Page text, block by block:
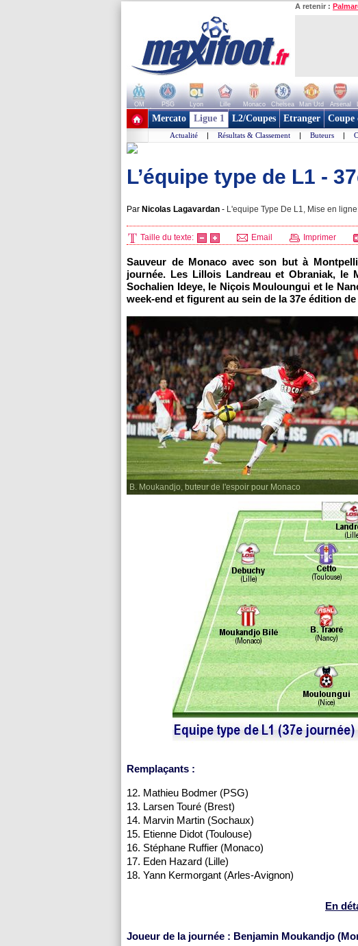
A retenir :
OM PSG Lyon Lille Monaco Chelsea Man Utd Arsenal
+ de clubs
Mercato Ligue 1 L2/Coupes Etranger Coupe
Actualité | Résultats & Classement | Buteurs |
L’équipe type de L1 -
Par Nicolas Lagavardan - L'equipe Type De L1, Mise en
Taille du texte: Email Imprimer
Sauveur de Monaco avec son but à
journée. Les Lillois Landreau et Obraniak, le
Sochalien Ideye, le Niçois Mouloungui et le
week-end et figurent au sein de la 37e édition
B. Moukandjo, buteur de l'espoir pour Monaco
Remplaçants :
12. Mathieu Bodmer (PSG)
13. Larsen Touré (Brest)
14. Marvin Martin (Sochaux)
15. Etienne Didot (Toulouse)
16. Stéphane Ruffier (Monaco)
17. Eden Hazard (Lille)
18. Yann Kermorgant (Arles-Avignon)
En
Joueur de la journée : Benjamin Moukandjo (